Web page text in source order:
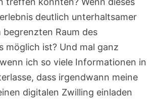
deutlich unterhaltsamer
begrenzten Raum des
möglich ist? Und mal ganz
ich so viele Informationen in
dass irgendwann meine
digitalen Zwilling einladen